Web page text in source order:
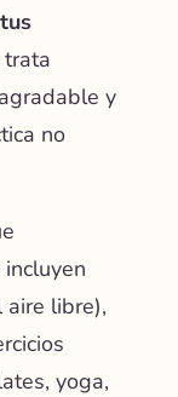
y
no
libre),
yoga,